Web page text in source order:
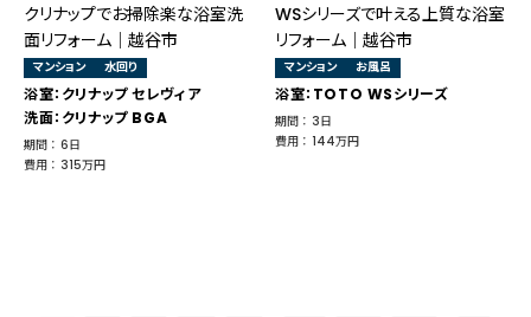
クリナップでお掃除楽な浴室洗
面リフォーム│越谷市
マンション 水回り
浴室：クリナップ セレヴィア
洗面：クリナップ BGA
期間 ： 6日
費用 ： 315万円
WSシリーズで叶える上質な浴室
リフォーム｜越谷市
マンション お風呂
浴室：TOTO WSシリーズ
期間 ： 3日
費用 ： 144万円